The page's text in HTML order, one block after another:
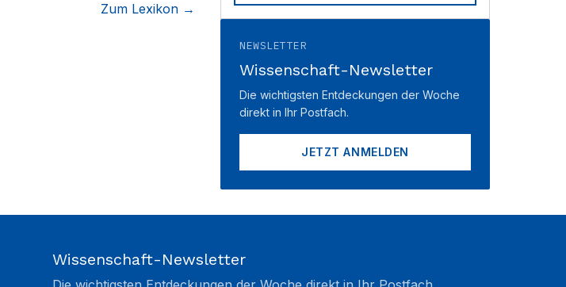
Zum Lexikon →
NEWSLETTER
Wissenschaft-Newsletter
Die wichtigsten Entdeckungen der Woche
direkt in Ihr Postfach.
JETZT ANMELDEN
Wissenschaft-Newsletter